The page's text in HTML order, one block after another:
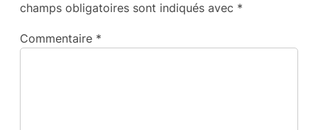
champs obligatoires sont indiqués avec *
Commentaire *